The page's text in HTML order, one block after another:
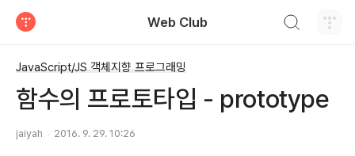
Web Club
JavaScript/JS 객체지향 프로그래밍
함수의 프로토타입 - prototype
jaiyah 2016. 9. 29. 10:26